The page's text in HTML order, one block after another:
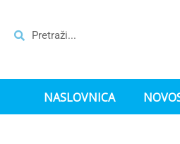
NASLOVNICA